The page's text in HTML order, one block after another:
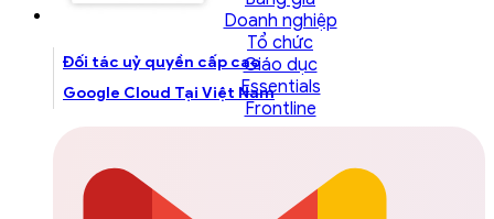
Đối tác uỷ quyền cấp cao
Google Cloud Tại Việt Nam
Doanh nghiệp
Tổ chức
Giáo dục
Essentials
Frontline